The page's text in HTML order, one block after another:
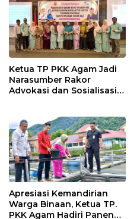
k p
Ketua TP PKK Agam Jadi
Narasumber Rakor
Advokasi dan Sosialisasi
Apresiasi Kemandirian
Warga Binaan, Ketua TP.
PKK Agam Hadiri Panen